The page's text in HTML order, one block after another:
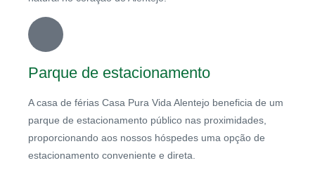
Parque de estacionamento
A casa de férias Casa Pura Vida Alentejo beneficia de um
parque de estacionamento público nas proximidades,
proporcionando aos nossos hóspedes uma opção de
estacionamento conveniente e direta.